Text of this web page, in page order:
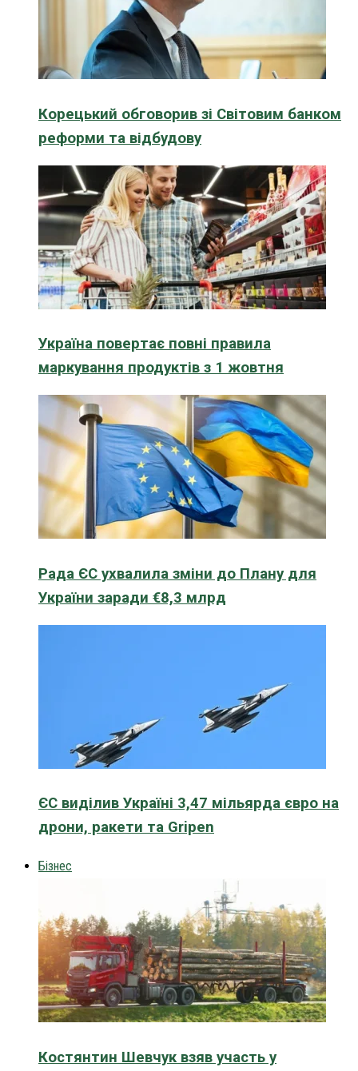
Корецький обговорив зі Світовим банком
реформи та відбудову
Україна повертає повні правила
маркування продуктів з 1 жовтня
Рада ЄС ухвалила зміни до Плану для
України заради €8,3 млрд
ЄС виділив Україні 3,47 мільярда євро на
дрони, ракети та Gripen
Бізнес
Костянтин Шевчук взяв участь у